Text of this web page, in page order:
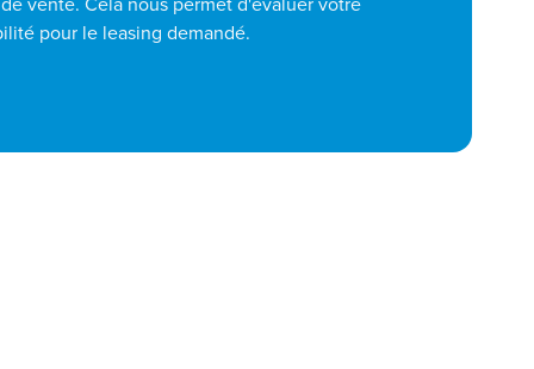
vente. Cela nous permet d'évaluer votre
pour le leasing demandé.